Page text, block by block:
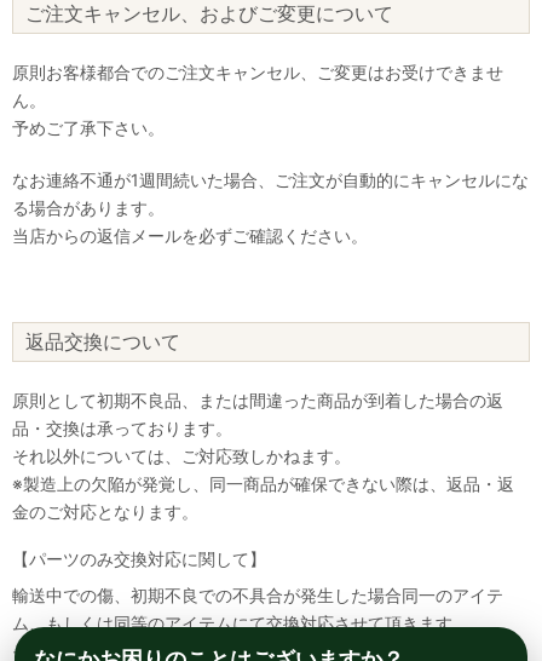
ご注文キャンセル、およびご変更について
原則お客様都合でのご注文キャンセル、ご変更はお受けできませ
ん。
予めご了承下さい。
なお連絡不通が1週間続いた場合、ご注文が自動的にキャンセルにな
る場合があります。
当店からの返信メールを必ずご確認ください。
返品交換について
原則として初期不良品、または間違った商品が到着した場合の返
品・交換は承っております。
それ以外については、ご対応致しかねます。
※製造上の欠陥が発覚し、同一商品が確保できない際は、返品・返
金のご対応となります。
【パーツのみ交換対応に関して】
輸送中での傷、初期不良での不具合が発生した場合同一のアイテ
ム、もしくは同等のアイテムにて交換対応させて頂きます。
その場合該当部品を着払いにて返送して頂く必要が御座いますので